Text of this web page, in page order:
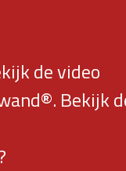
de video
Bekijk